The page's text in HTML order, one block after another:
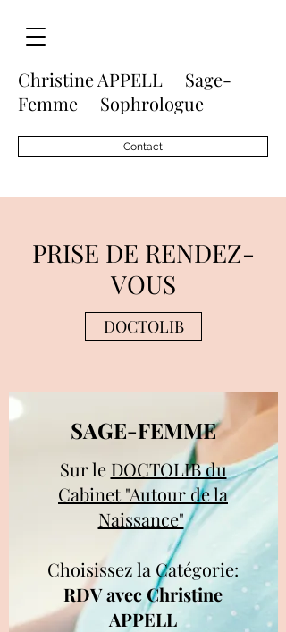
Christine APPELL Sage-
Femme Sophrologue
Contact
PRISE DE RENDEZ-
VOUS
DOCTOLIB
SAGE-FEMME
Sur le DOCTOLIB du
Cabinet "Autour de la
Naissance"
Choisissez la Catégorie:
RDV avec Christine
APPELL